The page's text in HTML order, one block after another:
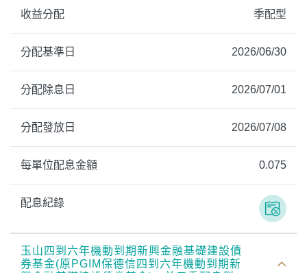
收益分配 季配型
分配基準日 2026/06/30
分配除息日 2026/07/01
分配發放日 2026/07/08
每單位配息金額 0.075
配息紀錄
玉山四到六年機動到期新興金融基礎建設債
券基金(原PGIM保德信四到六年機動到期新